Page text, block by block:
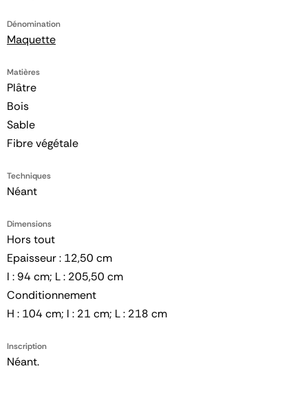
Dénomination
Maquette
Matières
Plâtre
Bois
Sable
Fibre végétale
Techniques
Néant
Dimensions
Hors tout
Epaisseur : 12,50 cm
l : 94 cm; L : 205,50 cm
Conditionnement
H : 104 cm; l : 21 cm; L : 218 cm
Inscription
Néant.